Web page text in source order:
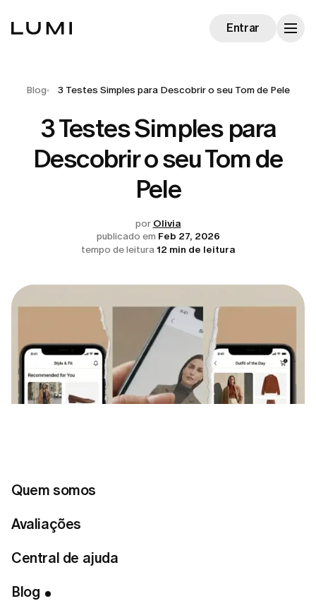
Quem somos
Avaliações
Central de ajuda
Blog
Entrar
Blog 3 Testes Simples para Descobrir o seu Tom de Pele
3 Testes Simples para
Descobrir o seu Tom de
Pele
por Olivia
publicado em Feb 27, 2026
tempo de leitura 12 min de leitura